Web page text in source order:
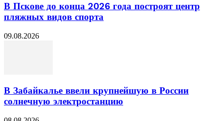
В Пскове до конца 2026 года построят центр
пляжных видов спорта
09.08.2026
В Забайкалье ввели крупнейшую в России
солнечную электростанцию